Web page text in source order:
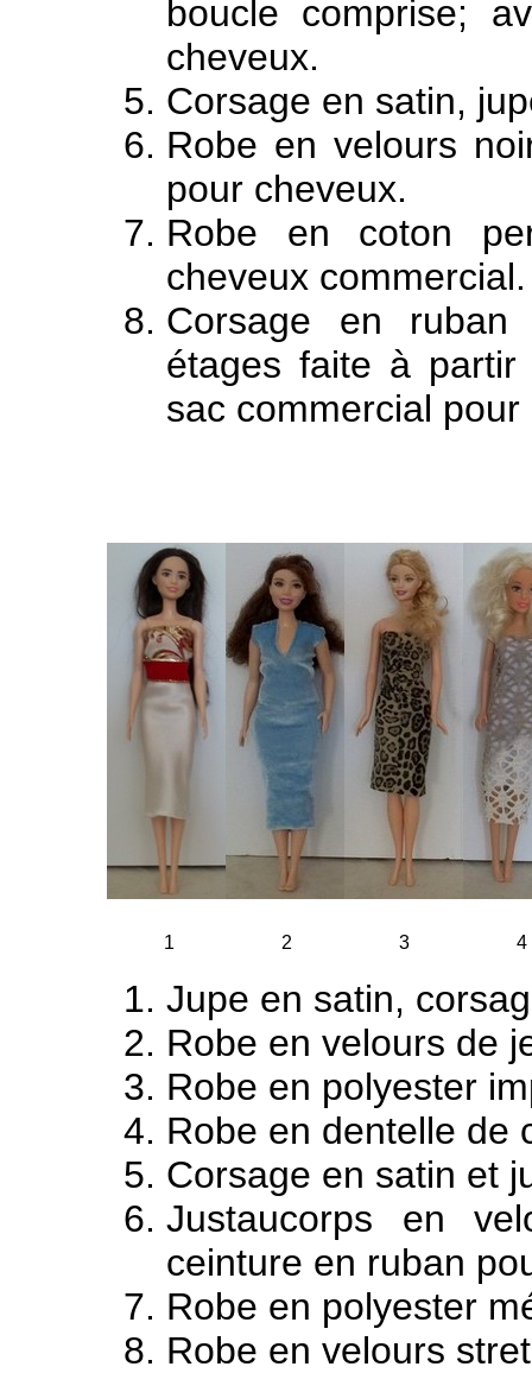
boucle comprise;
cheveux.
Corsage en satin,
Robe en velours
pour cheveux.
Robe en coton
cheveux commercial.
Corsage en
étages faite à partir
sac commercial pour
1 2 3 4
Jupe en satin,
Robe en velours de
Robe en polyester
Robe en dentelle de
Corsage en satin et
Justaucorps en
ceinture en ruban
Robe en polyester
Robe en velours